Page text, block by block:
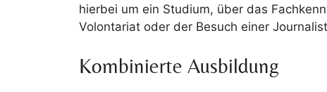
hierbei um ein Studium, über das
Volontariat oder der Besuch einer
Kombinierte Ausbildung